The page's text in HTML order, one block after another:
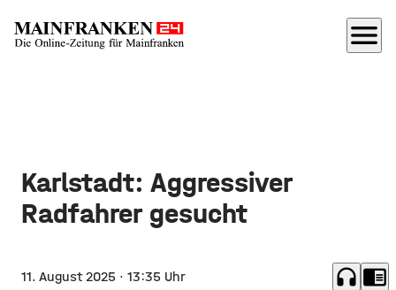
menu
Karlstadt: Aggressiver
Radfahrer gesucht
11. August 2025 · 13:35 Uhr headphones chrome_reader_mode